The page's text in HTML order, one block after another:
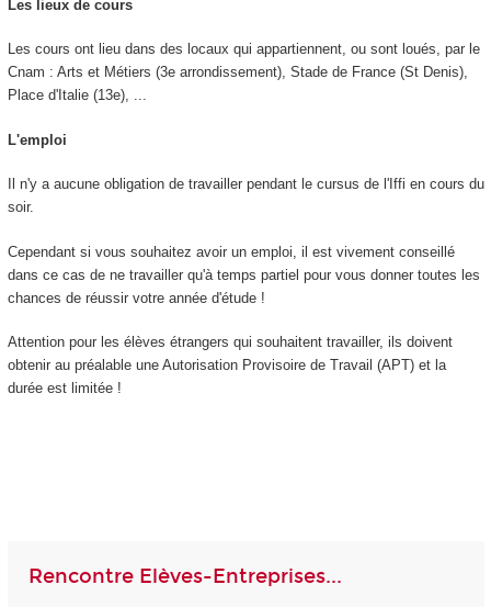
Les lieux de cours
Les cours ont lieu dans des locaux qui appartiennent, ou sont loués, par le
Cnam : Arts et Métiers (3e arrondissement), Stade de France (St Denis),
Place d'Italie (13e), ...
L'emploi
Il n'y a aucune obligation de travailler pendant le cursus de l'Iffi en cours du
soir.
Cependant si vous souhaitez avoir un emploi, il est vivement conseillé
dans ce cas de ne travailler qu'à temps partiel pour vous donner toutes les
chances de réussir votre année d'étude !
Attention pour les élèves étrangers qui souhaitent travailler, ils doivent
obtenir au préalable une Autorisation Provisoire de Travail (APT) et la
durée est limitée !
Rencontre Elèves-Entreprises...